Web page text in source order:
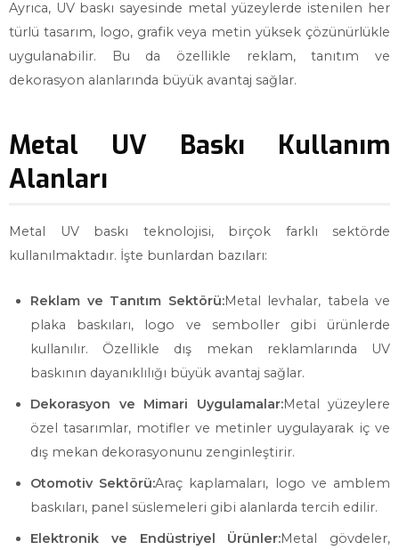
Ayrıca, UV baskı sayesinde metal yüzeylerde istenilen her
türlü tasarım, logo, grafik veya metin yüksek çözünürlükle
uygulanabilir. Bu da özellikle reklam, tanıtım ve
dekorasyon alanlarında büyük avantaj sağlar.
Metal UV Baskı Kullanım
Alanları
Metal UV baskı teknolojisi, birçok farklı sektörde
kullanılmaktadır. İşte bunlardan bazıları:
Reklam ve Tanıtım Sektörü:Metal levhalar, tabela ve
plaka baskıları, logo ve semboller gibi ürünlerde
kullanılır. Özellikle dış mekan reklamlarında UV
baskının dayanıklılığı büyük avantaj sağlar.
Dekorasyon ve Mimari Uygulamalar:Metal yüzeylere
özel tasarımlar, motifler ve metinler uygulayarak iç ve
dış mekan dekorasyonunu zenginleştirir.
Otomotiv Sektörü:Araç kaplamaları, logo ve amblem
baskıları, panel süslemeleri gibi alanlarda tercih edilir.
Elektronik ve Endüstriyel Ürünler:Metal gövdeler,